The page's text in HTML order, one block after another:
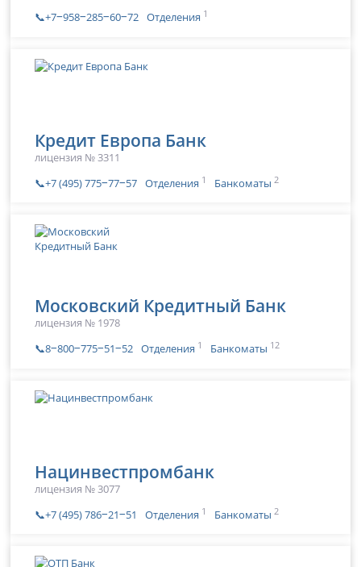
📞+7‒958‒285‒60‒72 Отделения 1
Кредит Европа Банк
лицензия № 3311
📞+7 (495) 775‒77‒57 Отделения 1 Банкоматы 2
Московский Кредитный Банк
лицензия № 1978
📞8‒800‒775‒51‒52 Отделения 1 Банкоматы 12
Нацинвестпромбанк
лицензия № 3077
📞+7 (495) 786‒21‒51
Отделения 1 Банкоматы 2